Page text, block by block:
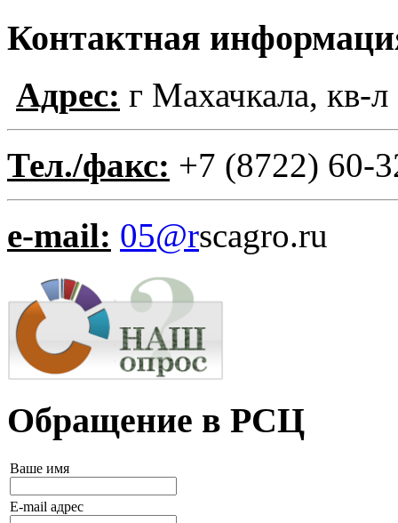
Контактная
Адрес: г Махачкала, кв-
Тел./факс: +7 (8722) 60-
e-mail: 05@rscagro.ru
Обращение в РСЦ
Ваше имя
E-mail адрес